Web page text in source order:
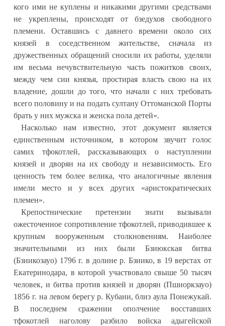
кого ими не куплены и никакими другими средствами
не укреплены, происходят от бзедухов свободного
племени. Оставшись с давнего времени около сих
князей в соседственном жительстве, сначала из
дружественных обращений сносили их работы, уделяли
им весьма нечувствительную часть пожитков своих,
между чем сии князья, простирая власть свою на их
владение, дошли до того, что начали с них требовать
всего половину и на подать султану Оттоманской Порты
брать у них мужска и женска пола детей».
Насколько нам известно, этот документ является
единственным источником, в котором звучит голос
самих тфокотлей, рассказывающих о наступлении
князей и дворян на их свободу и независимость. Его
ценность тем более велика, что аналогичные явления
имели место и у всех других «аристократических
племен».
Крепостнические претензии знати вызывали
ожесточенное сопротивление тфокотлей, приводившее к
крупным вооруженным столкновениям. Наиболее
значительными из них были Бзиюкская битва
(Бзиикозауо) 1796 г. в долине р. Бзиико, в 19 верстах от
Екатеринодара, в которой участвовало свыше 50 тысяч
человек, и битва против князей и дворян (Пшиоркзауо)
1856 г. на левом берегу р. Кубани, близ аула Понежукай.
В последнем сражении ополчение восставших
тфокотлей наголову разбило войска адыгейской